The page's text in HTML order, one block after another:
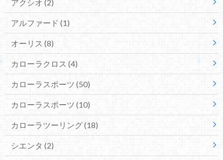
アクシオ (2)
アルファード (1)
オーリス (8)
カローラクロス (4)
カローラスポーツ (50)
カローラスポーツ (10)
カローラツーリング(18)
シエンタ (2)